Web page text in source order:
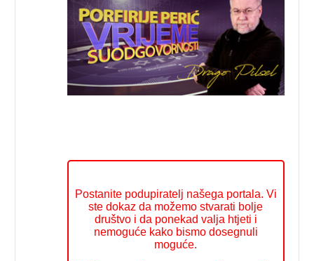
Postanite podupiratelj našega portala. Vi
ste dokaz da možemo stvarati bolje
društvo i da ponekad valja htjeti i
nemoguće kako bismo dosegnuli
moguće.